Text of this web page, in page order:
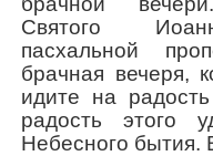
Святого
пасхальной
брачная вечеря,
идите на
радость этого
Небесного бытия.